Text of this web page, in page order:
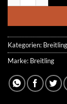
Kategorien: Breitling
Marke: Breitling